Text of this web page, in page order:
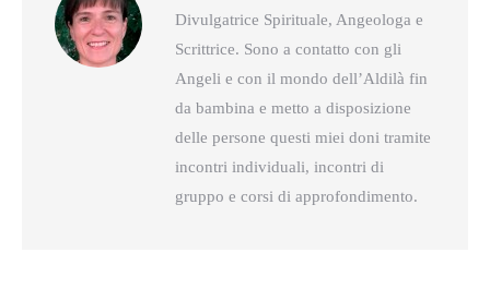
Divulgatrice Spirituale, Angeologa e
Scrittrice. Sono a contatto con gli
Angeli e con il mondo dell’Aldilà fin
da bambina e metto a disposizione
delle persone questi miei doni tramite
incontri individuali, incontri di
gruppo e corsi di approfondimento.